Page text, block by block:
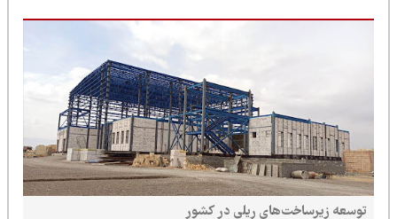
توسعه زیرساخت‌های ریلی در کشور